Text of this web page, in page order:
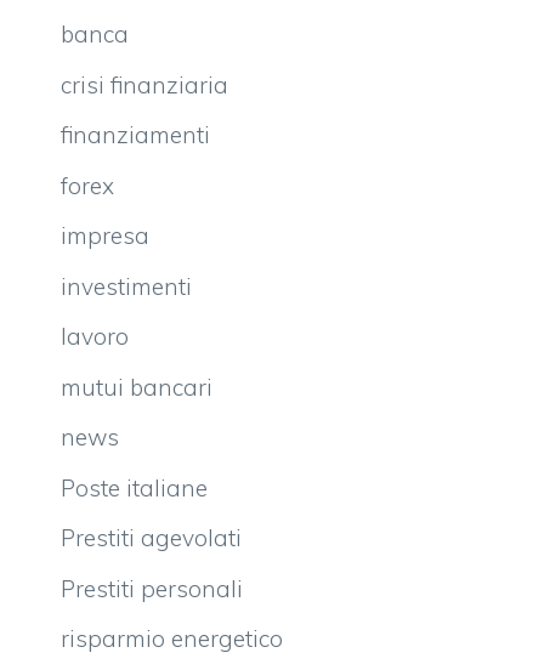
banca
crisi finanziaria
finanziamenti
forex
impresa
investimenti
lavoro
mutui bancari
news
Poste italiane
Prestiti agevolati
Prestiti personali
risparmio energetico